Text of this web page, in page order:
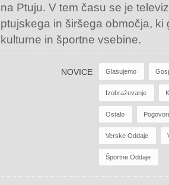
na Ptuju. V tem času se je
ptujskega in širšega območja,
kulturne in športne vsebine.
NOVICE Glasujemo
Izobraževanje
Ostalo
Verske Oddaje
Športne Oddaje